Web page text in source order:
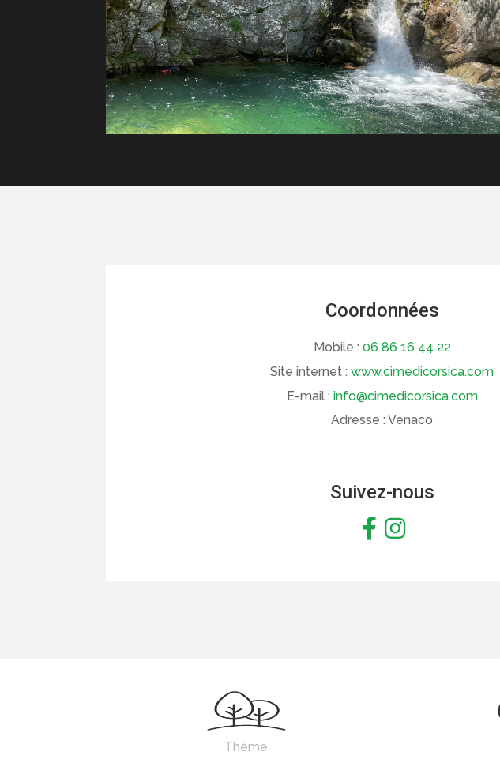
Coordonnées
Mobile : 06 86 16 44 22
Site internet :www.cimedicorsica.com
E-mail : info@cimedicorsica.com
Adresse :Venaco
Suivez-nous
Thème